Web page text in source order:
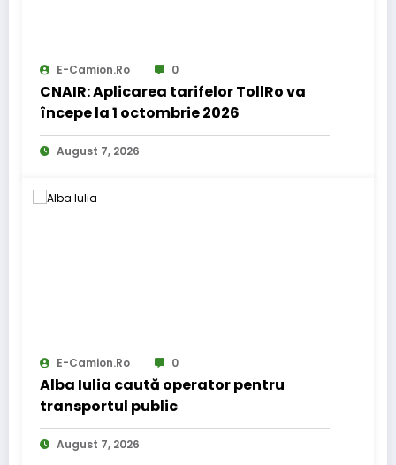
E-Camion.ro 0
CNAIR: Aplicarea tarifelor TollRo va
începe la 1 octombrie 2026
August 7, 2026
E-Camion.ro 0
Alba Iulia caută operator pentru
transportul public
August 7, 2026